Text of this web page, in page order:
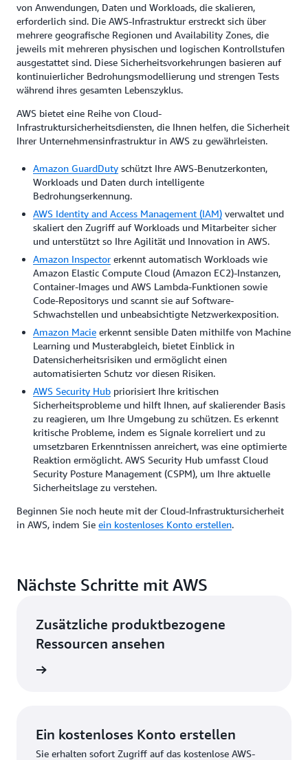
von Anwendungen, Daten und Workloads, die skalieren,
erforderlich sind. Die AWS-Infrastruktur erstreckt sich über
mehrere geografische Regionen und Availability Zones, die
jeweils mit mehreren physischen und logischen Kontrollstufen
ausgestattet sind. Diese Sicherheitsvorkehrungen basieren auf
kontinuierlicher Bedrohungsmodellierung und strengen Tests
während ihres gesamten Lebenszyklus.
AWS bietet eine Reihe von Cloud-
Infrastruktursicherheitsdiensten, die Ihnen helfen, die Sicherheit
Ihrer Unternehmensinfrastruktur in AWS zu gewährleisten.
Amazon GuardDuty schützt Ihre AWS-Benutzerkonten,
Workloads und Daten durch intelligente
Bedrohungserkennung.
AWS Identity and Access Management (IAM) verwaltet und
skaliert den Zugriff auf Workloads und Mitarbeiter sicher
und unterstützt so Ihre Agilität und Innovation in AWS.
Amazon Inspector erkennt automatisch Workloads wie
Amazon Elastic Compute Cloud (Amazon EC2)-Instanzen,
Container-Images und AWS Lambda-Funktionen sowie
Code-Repositorys und scannt sie auf Software-
Schwachstellen und unbeabsichtigte Netzwerkexposition.
Amazon Macie erkennt sensible Daten mithilfe von Machine
Learning und Musterabgleich, bietet Einblick in
Datensicherheitsrisiken und ermöglicht einen
automatisierten Schutz vor diesen Risiken.
AWS Security Hub priorisiert Ihre kritischen
Sicherheitsprobleme und hilft Ihnen, auf skalierender Basis
zu reagieren, um Ihre Umgebung zu schützen. Es erkennt
kritische Probleme, indem es Signale korreliert und zu
umsetzbaren Erkenntnissen anreichert, was eine optimierte
Reaktion ermöglicht. AWS Security Hub umfasst Cloud
Security Posture Management (CSPM), um Ihre aktuelle
Sicherheitslage zu verstehen.
Beginnen Sie noch heute mit der Cloud-Infrastruktursicherheit
in AWS, indem Sie ein kostenloses Konto erstellen.
Nächste Schritte mit AWS
Zusätzliche produktbezogene
Ressourcen ansehen
Ein kostenloses Konto erstellen
Sie erhalten sofort Zugriff auf das kostenlose AWS-